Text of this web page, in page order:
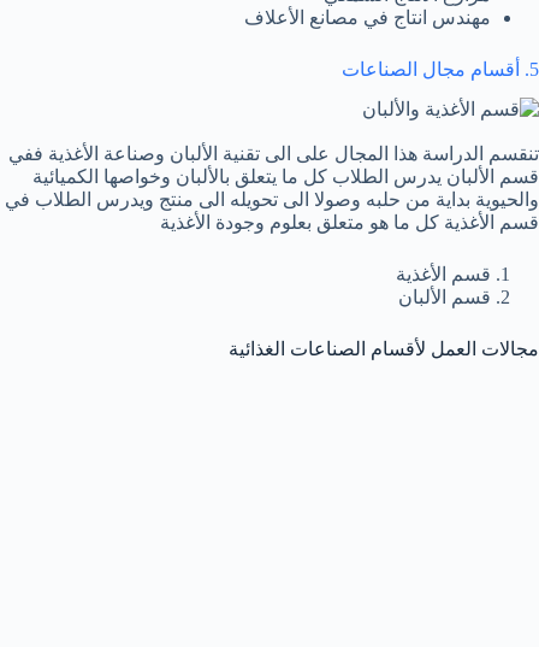
مهندس انتاج في مصانع الأعلاف
5. أقسام مجال الصناعات
تنقسم الدراسة هذا المجال على الى تقنية الألبان وصناعة الأغذية ففي
قسم الألبان يدرس الطلاب كل ما يتعلق بالألبان وخواصها الكميائية
والحيوية بداية من حلبه وصولا الى تحويله الى منتج ويدرس الطلاب في
قسم الأغذية كل ما هو متعلق بعلوم وجودة الأغذية
قسم الأغذية
قسم الألبان
مجالات العمل لأقسام الصناعات الغذائية